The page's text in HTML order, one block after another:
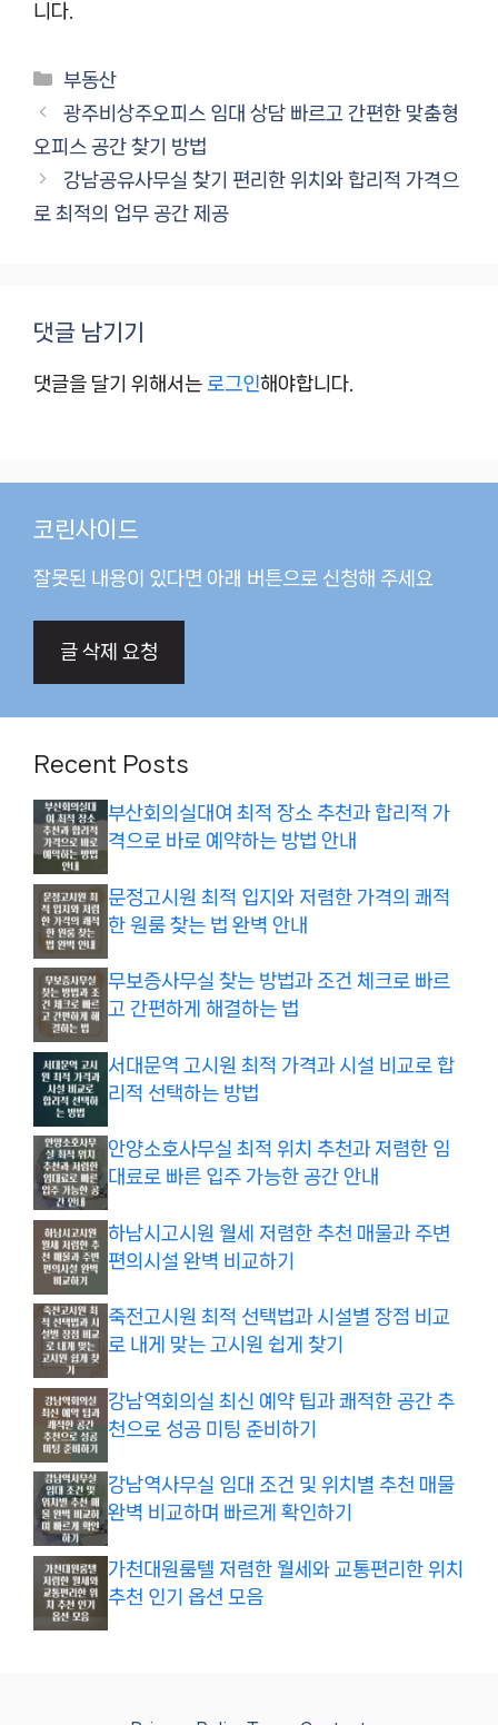
니다.
카
테
리
부동산
광주비상주오피스 임대 상담 빠르고 간편한 맞춤형
오피스 공간 찾기 방법
강남공유사무실 찾기 편리한 위치와 합리적 가격으
로 최적의 업무 공간 제공
댓글 남기기
댓글을 달기 위해서는 로그인해야합니다.
코린사이드
잘못된 내용이 있다면 아래 버튼으로 신청해 주세요
글 삭제 요청
Recent Posts
부산회의실대여 최적 장소 추천과 합리적 가
격으로 바로 예약하는 방법 안내
문정고시원 최적 입지와 저렴한 가격의 쾌적
한 원룸 찾는 법 완벽 안내
무보증사무실 찾는 방법과 조건 체크로 빠르
고 간편하게 해결하는 법
서대문역 고시원 최적 가격과 시설 비교로 합
리적 선택하는 방법
안양소호사무실 최적 위치 추천과 저렴한 임
대료로 빠른 입주 가능한 공간 안내
하남시고시원 월세 저렴한 추천 매물과 주변
편의시설 완벽 비교하기
죽전고시원 최적 선택법과 시설별 장점 비교
로 내게 맞는 고시원 쉽게 찾기
강남역회의실 최신 예약 팁과 쾌적한 공간 추
천으로 성공 미팅 준비하기
강남역사무실 임대 조건 및 위치별 추천 매물
완벽 비교하며 빠르게 확인하기
가천대원룸텔 저렴한 월세와 교통편리한 위치
추천 인기 옵션 모음